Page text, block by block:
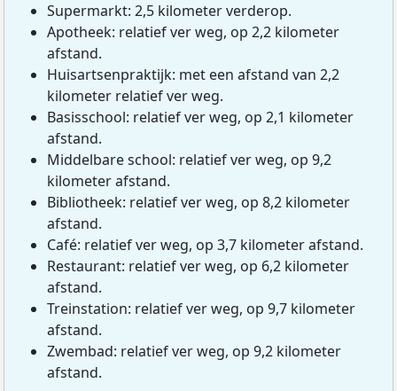
Supermarkt: 2,5 kilometer verderop.
Apotheek: relatief ver weg, op 2,2 kilometer
afstand.
Huisartsenpraktijk: met een afstand van 2,2
kilometer relatief ver weg.
Basisschool: relatief ver weg, op 2,1 kilometer
afstand.
Middelbare school: relatief ver weg, op 9,2
kilometer afstand.
Bibliotheek: relatief ver weg, op 8,2 kilometer
afstand.
Café: relatief ver weg, op 3,7 kilometer afstand.
Restaurant: relatief ver weg, op 6,2 kilometer
afstand.
Treinstation: relatief ver weg, op 9,7 kilometer
afstand.
Zwembad: relatief ver weg, op 9,2 kilometer
afstand.